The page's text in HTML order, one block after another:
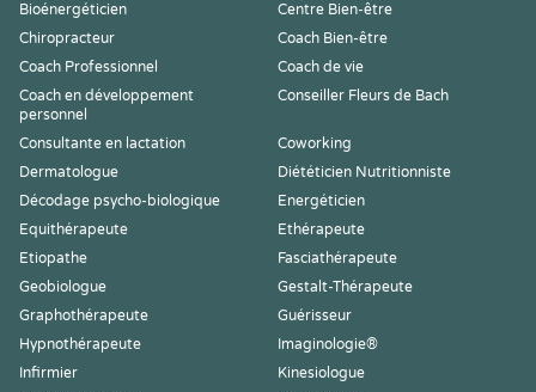
Bioénergéticien
Centre Bien-être
Chiropracteur
Coach Bien-être
Coach Professionnel
Coach de vie
Coach en développement
personnel
Conseiller Fleurs de Bach
Consultante en lactation
Coworking
Dermatologue
Diététicien Nutritionniste
Décodage psycho-biologique
Energéticien
Equithérapeute
Ethérapeute
Etiopathe
Fasciathérapeute
Geobiologue
Gestalt-Thérapeute
Graphothérapeute
Guérisseur
Hypnothérapeute
Imaginologie®
Infirmier
Kinesiologue